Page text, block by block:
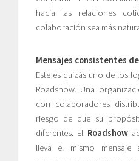
hacia las relaciones
colaboración sea más
Mensajes consistentes
Este es quizás uno de los
Roadshow. Una
con colaboradores
riesgo de que su
diferentes. El Roadshow
lleva el mismo